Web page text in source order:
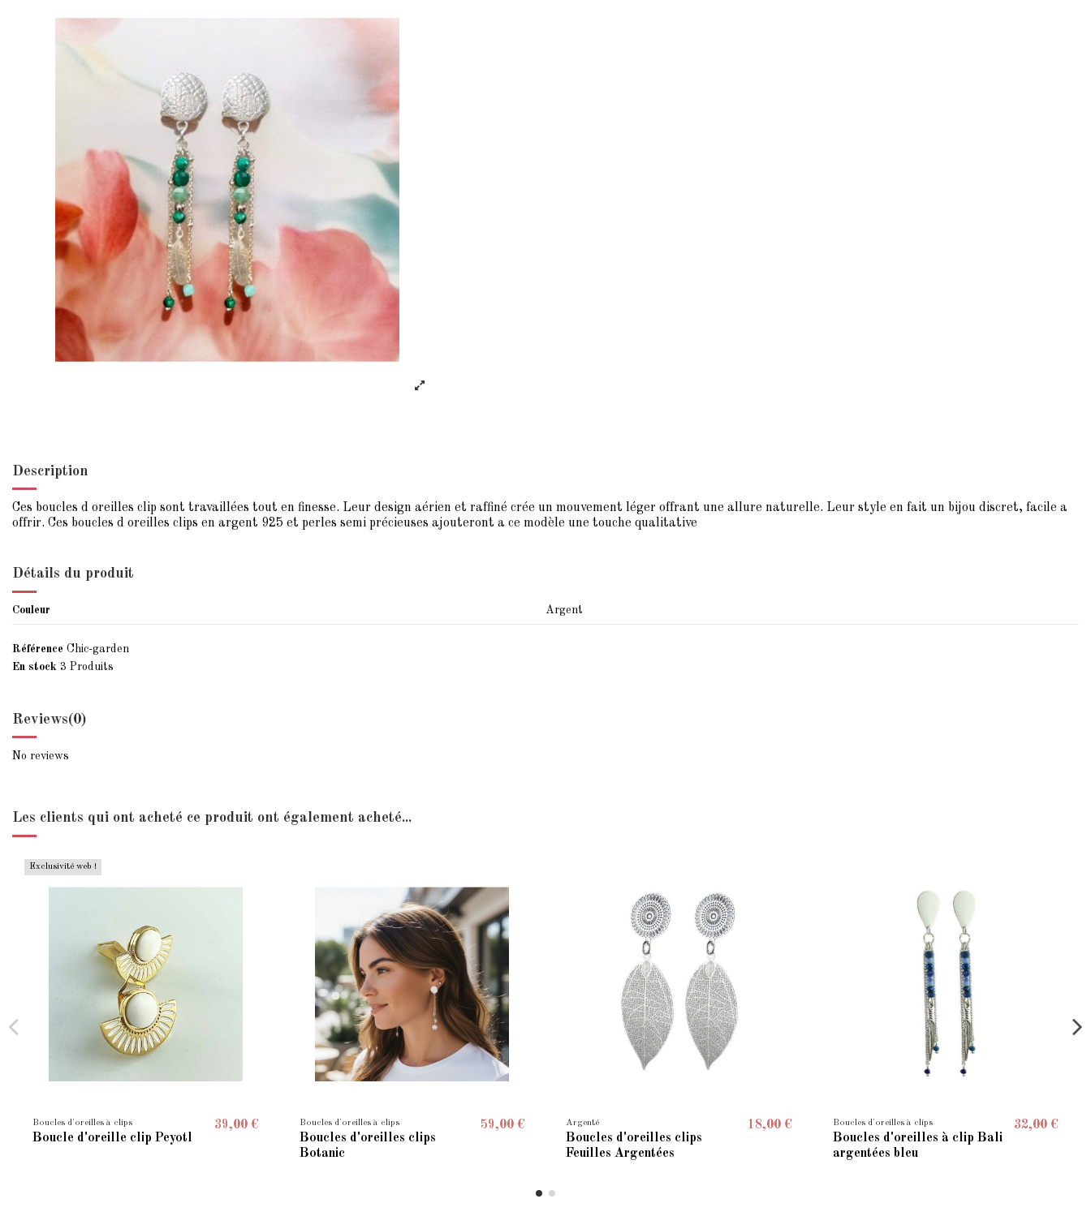
Description
Ces boucles d oreilles clip sont travaillées tout en finesse. Leur design aérien et raffiné crée un mouvement léger offrant une allure naturelle. Leur style en fait un bijou discret, facile a
offrir. Ces boucles d oreilles clips en argent 925 et perles semi précieuses ajouteront a ce modèle une touche qualitative
Détails du produit
Couleur Argent
Référence Chic-garden
En stock 3 Produits
Reviews(0)
No reviews
Les clients qui ont acheté ce produit ont également acheté...
Exclusivité web !
Boucles d'oreilles à clips
Boucle d'oreille clip Peyotl
39,00 € Boucles d'oreilles à clips
Boucles d'oreilles clips
Botanic
59,00 € Argenté
Boucles d'oreilles clips
Feuilles Argentées
18,00 € Boucles d'oreilles à clips
Boucles d'oreilles à clip Bali
argentées bleu
32,00 €